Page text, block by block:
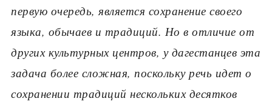
первую очередь, является сохранение своего
языка, обычаев и традиций. Но в отличие от
других культурных центров, у дагестанцев эта
задача более сложная, поскольку речь идет о
сохранении традиций нескольких десятков